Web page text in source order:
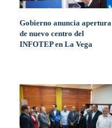
Gobierno anuncia apertura
de nuevo centro del
INFOTEP en La Vega